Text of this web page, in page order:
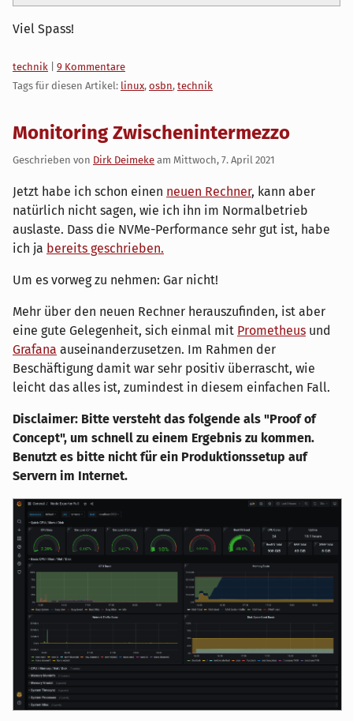
Viel Spass!
Kategorien:
technik
9 Kommentare
Tags für diesen Artikel: linux, osbn, technik
Monitoring Zwischenintermezzo
Geschrieben von Dirk Deimeke am Mittwoch, 7. April 2021
Jetzt habe ich schon einen neuen Rechner, kann aber
natürlich nicht sagen, wie ich ihn im Normalbetrieb
auslaste. Dass die NVMe-Performance sehr gut ist, habe
ich ja bereits geschrieben.
Um es vorweg zu nehmen: Gar nicht!
Mehr über den neuen Rechner herauszufinden, ist aber
eine gute Gelegenheit, sich einmal mit Prometheus und
Grafana auseinanderzusetzen. Im Rahmen der
Beschäftigung damit war sehr positiv überrascht, wie
leicht das alles ist, zumindest in diesem einfachen Fall.
Disclaimer: Bitte versteht das folgende als "Proof of
Concept", um schnell zu einem Ergebnis zu kommen.
Benutzt es bitte nicht für ein Produktionssetup auf
Servern im Internet.